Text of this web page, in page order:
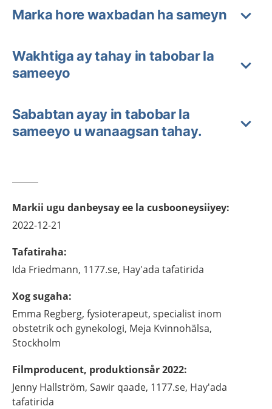
Marka hore waxbadan ha sameyn
Wakhtiga ay tahay in tabobar la
sameeyo
Sababtan ayay in tabobar la
sameeyo u wanaagsan tahay.
Markii ugu danbeysay ee la cusbooneysiiyey:
2022-12-21
Tafatiraha:
Ida Friedmann, 1177.se, Hay'ada tafatirida
Xog sugaha:
Emma Regberg, fysioterapeut, specialist inom
obstetrik och gynekologi, Meja Kvinnohälsa,
Stockholm
Filmproducent, produktionsår 2022:
Jenny Hallström, Sawir qaade, 1177.se, Hay'ada
tafatirida